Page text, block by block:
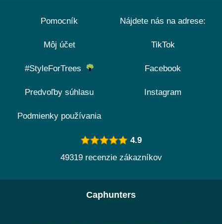
Pomocník
Môj účet
#StyleForTrees
Predvoľby súhlasu
Podmienky používania
Nájdete nás na adrese:
TikTok
Facebook
Instagram
4.9
49319 recenzie zákazníkov
Caphunters